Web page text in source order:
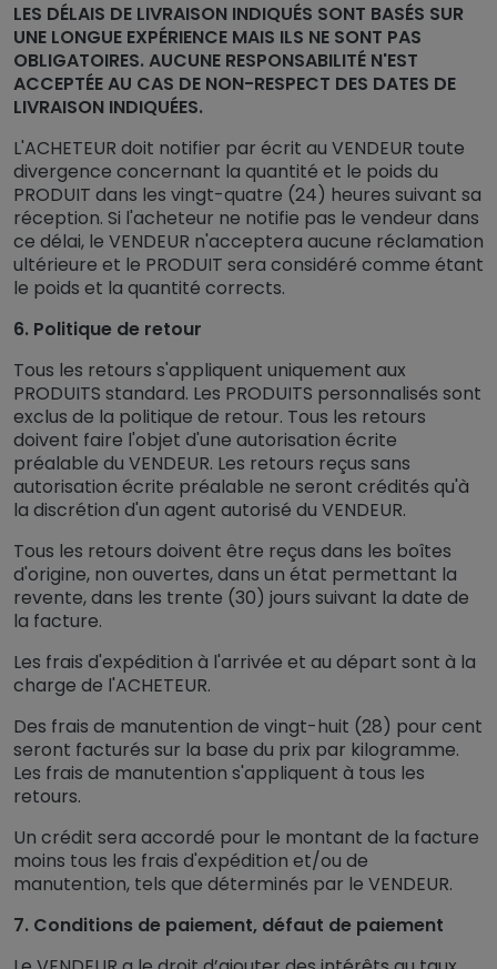
LES DÉLAIS DE LIVRAISON INDIQUÉS SONT BASÉS SUR
UNE LONGUE EXPÉRIENCE MAIS ILS NE SONT PAS
OBLIGATOIRES. AUCUNE RESPONSABILITÉ N'EST
ACCEPTÉE AU CAS DE NON-RESPECT DES DATES DE
LIVRAISON INDIQUÉES.
L'ACHETEUR doit notifier par écrit au VENDEUR toute
divergence concernant la quantité et le poids du
PRODUIT dans les vingt-quatre (24) heures suivant sa
réception. Si l'acheteur ne notifie pas le vendeur dans
ce délai, le VENDEUR n'acceptera aucune réclamation
ultérieure et le PRODUIT sera considéré comme étant
le poids et la quantité corrects.
6. Politique de retour
Tous les retours s'appliquent uniquement aux
PRODUITS standard. Les PRODUITS personnalisés sont
exclus de la politique de retour. Tous les retours
doivent faire l'objet d'une autorisation écrite
préalable du VENDEUR. Les retours reçus sans
autorisation écrite préalable ne seront crédités qu'à
la discrétion d'un agent autorisé du VENDEUR.
Tous les retours doivent être reçus dans les boîtes
d'origine, non ouvertes, dans un état permettant la
revente, dans les trente (30) jours suivant la date de
la facture.
Les frais d'expédition à l'arrivée et au départ sont à la
charge de l'ACHETEUR.
Des frais de manutention de vingt-huit (28) pour cent
seront facturés sur la base du prix par kilogramme.
Les frais de manutention s'appliquent à tous les
retours.
Un crédit sera accordé pour le montant de la facture
moins tous les frais d'expédition et/ou de
manutention, tels que déterminés par le VENDEUR.
7. Conditions de paiement, défaut de paiement